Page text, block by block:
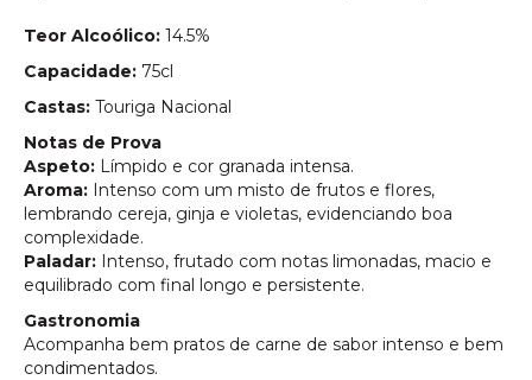
Teor Alcoólico: 14.5%
Capacidade: 75cl
Castas: Touriga Nacional
Notas de Prova
Aspeto: Límpido e cor granada intensa.
Aroma: Intenso com um misto de frutos e flores,
lembrando cereja, ginja e violetas, evidenciando boa
complexidade.
Paladar: Intenso, frutado com notas limonadas, macio e
equilibrado com final longo e persistente.
Gastronomia
Acompanha bem pratos de carne de sabor intenso e bem
condimentados.